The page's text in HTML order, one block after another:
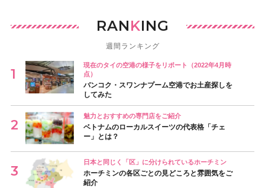
RANKING
週間ランキング
現在のタイの空港の様子をリポート（2022年4月時
点）
バンコク・スワンナプーム空港でお土産探しを
してみた
魅力とおすすめの専門店をご紹介
ベトナムのローカルスイーツの代表格「チェ
ー」とは？
日本と同じく「区」に分けられているホーチミン
ホーチミンの各区ごとの見どころと雰囲気をご
紹介